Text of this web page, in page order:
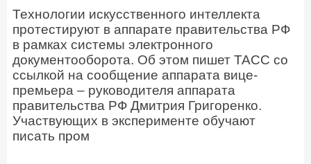
Технологии искусственного интеллекта
протестируют в аппарате правительства РФ
в рамках системы электронного
документооборота. Об этом пишет ТАСС со
ссылкой на сообщение аппарата вице-
премьера – руководителя аппарата
правительства РФ Дмитрия Григоренко.
Участвующих в эксперименте обучают
писать пром